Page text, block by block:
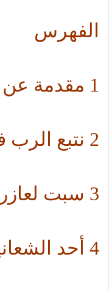
الفهرس
1 مقدمة عن الأعياد السيدية
2 نتبع الرب في شركة آلامه
3 سبت لعازر
4 أحد الشعانين